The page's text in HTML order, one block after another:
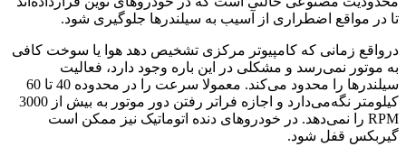
تا در مواقع اضطراری از آسیب به سیلندرها جلوگیری شود.
درواقع زمانی که کامپیوتر مرکزی تشخیص دهد هوا یا سوخت کافی
به موتور نمی‌رسد و مشکلی در این باره وجود دارد، فعالیت
سیلندرها را محدود می‌کند. معمولا سرعت را در محدوده 40 تا 60
کیلومتر نگه‌می‌دارد و اجازه فراتر رفتن دور موتور به بیش از 3000
RPM را نمی‌دهد. در خودروهای دنده اتوماتیک نیز ممکن است
گیربکس قفل شود.